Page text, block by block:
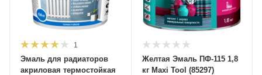
1
Эмаль для радиаторов
акриловая термостойкая
Желтая Эмаль ПФ-115 1,8
кг Maxi Tool (85297)